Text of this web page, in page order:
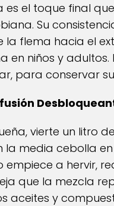
es el toque final
Su
flema hacia el
en niños y
para conservar
vierte un litro
media cebolla
empiece a hervir,
que la mezcla
aceites y